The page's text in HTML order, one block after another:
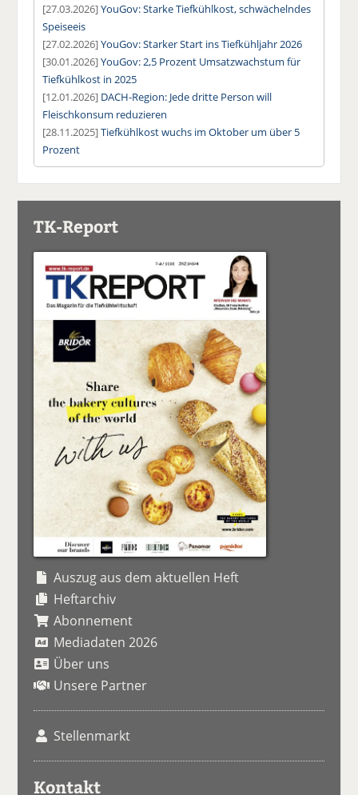
[27.03.2026]YouGov: Starke Tiefkühlkost, schwächelndes
Speiseeis
[27.02.2026]YouGov: Starker Start ins Tiefkühljahr 2026
[30.01.2026]YouGov: 2,5 Prozent Umsatzwachstum für
Tiefkühlkost in 2025
[12.01.2026] DACH-Region: Jede dritte Person will
Fleischkonsum reduzieren
[28.11.2025]Tiefkühlkost wuchs im Oktober um über 5
Prozent
TK-Report
Auszug aus dem aktuellen Heft
Heftarchiv
Abonnement
Mediadaten 2026
Über uns
Unsere Partner
Stellenmarkt
Kontakt